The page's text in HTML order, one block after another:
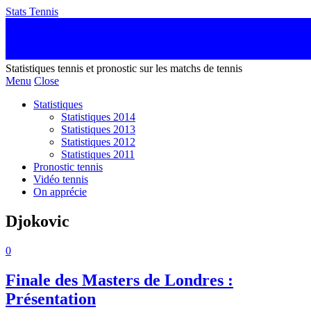
Stats Tennis
Statistiques tennis et pronostic sur les matchs de tennis
Menu Close
Statistiques
Statistiques 2014
Statistiques 2013
Statistiques 2012
Statistiques 2011
Pronostic tennis
Vidéo tennis
On apprécie
Djokovic
0
Finale des Masters de Londres :
Présentation